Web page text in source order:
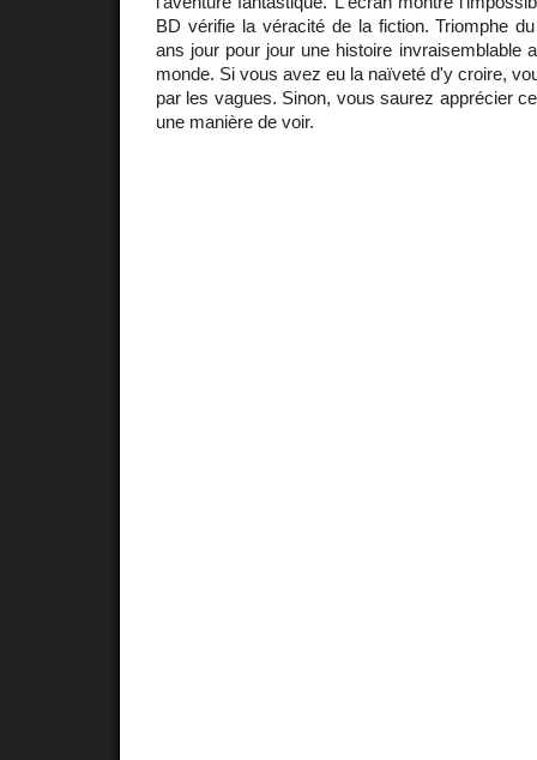
BD vérifie la véracité de la fiction. Triomphe
ans jour pour jour une histoire invraisemblable
monde. Si vous avez eu la naïveté d'y croire,
par les vagues. Sinon, vous saurez apprécier
une manière de voir.